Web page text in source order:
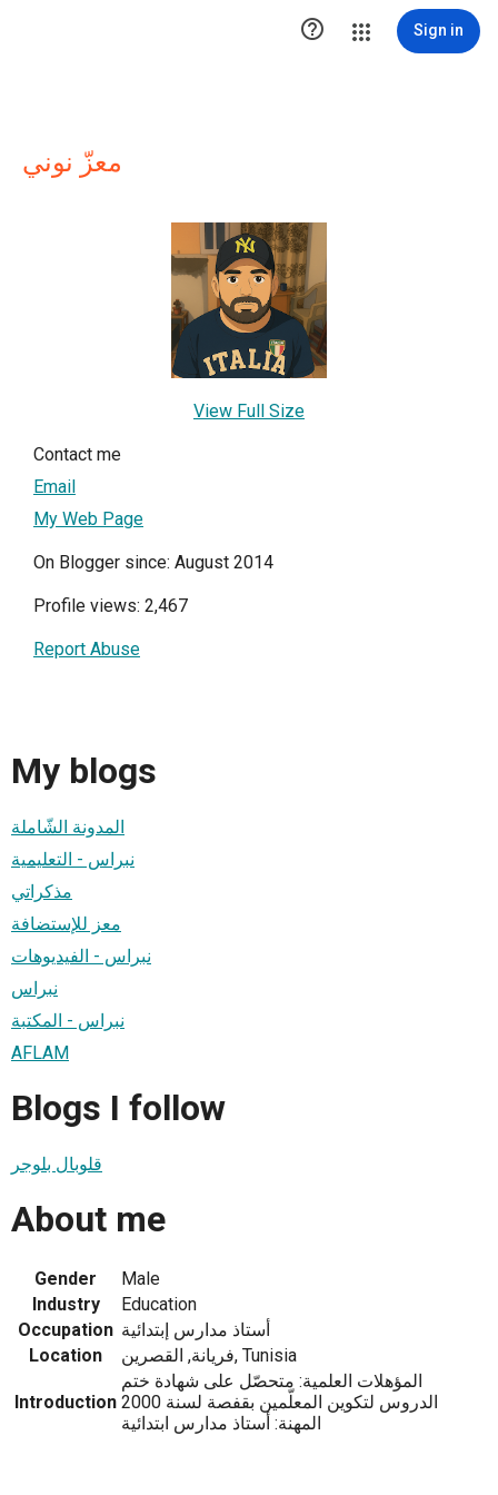
 Sign in
معزّ نوني
View Full Size
Contact me
Email
My Web Page
On Blogger since: August 2014
Profile views: 2,467
Report Abuse
My blogs
المدونة الشّاملة
نبراس - التعليمية
مذكراتي
معز للإستضافة
نبراس - الفيديوهات
نبراس
نبراس - المكتبة
AFLAM
Blogs I follow
قلوبال بلوجر
About me
Gender
Male
Industry
Education
Occupation أستاذ مدارس إبتدائية
Location
فريانة, القصرين, Tunisia
Introduction
المؤهلات العلمية: متحصّل على شهادة ختم
الدروس لتكوين المعلّمين بقفصة لسنة 2000
المهنة: أستاذ مدارس ابتدائية